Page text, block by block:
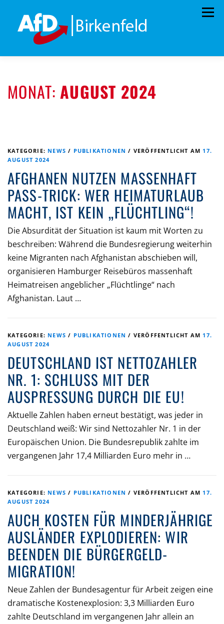
springen
Menü
AKTUELLES TERMINE MITMACHEN!
MONAT: AUGUST 2024
KATEGORIE: NEWS / PUBLIKATIONEN / VERÖFFENTLICHT AM 17.
AUGUST 2024
AFGHANEN NUTZEN MASSENHAFT
PASS-TRICK: WER HEIMATURLAUB
MACHT, IST KEIN „FLÜCHTLING“!
Die Absurdität der Situation ist kaum mit Worten zu
beschreiben: Während die Bundesregierung weiterhin
keine Migranten nach Afghanistan abschieben will,
organisieren Hamburger Reisebüros massenhaft
Heimatreisen angeblicher „Flüchtlinge“ nach
Afghanistan. Laut …
KATEGORIE: NEWS / PUBLIKATIONEN / VERÖFFENTLICHT AM 17.
AUGUST 2024
DEUTSCHLAND IST NETTOZAHLER
NR. 1: SCHLUSS MIT DER
AUSPRESSUNG DURCH DIE EU!
Aktuelle Zahlen haben erneut bestätigt, was jeder in
Deutschland weiß: Wir sind Nettozahler Nr. 1 in der
Europäischen Union. Die Bundesrepublik zahlte im
vergangenen Jahr 17,4 Milliarden Euro mehr in …
KATEGORIE: NEWS / PUBLIKATIONEN / VERÖFFENTLICHT AM 17.
AUGUST 2024
AUCH KOSTEN FÜR MINDERJÄHRIGE
AUSLÄNDER EXPLODIEREN: WIR
BEENDEN DIE BÜRGERGELD-
MIGRATION!
Neue Zahlen der Bundesagentur für Arbeit zeigen eine
dramatische Kostenexplosion: 3,3 Milliarden Euro
zahlte Deutschland im vergangenen Jahr allein an